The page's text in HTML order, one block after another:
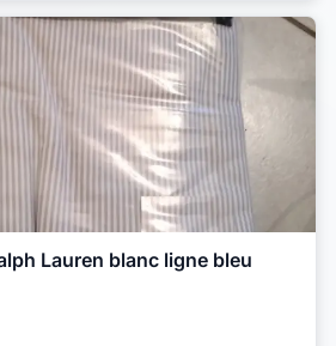
Lauren blanc ligne bleu